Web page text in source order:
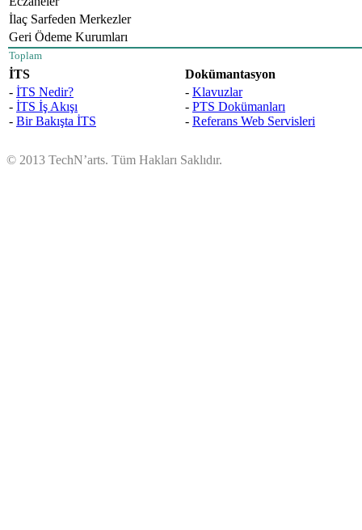
İlaç Sarfeden Merkezler
Geri Ödeme Kurumları
Toplam
İTS
Dokümantasyon
- İTS Nedir?
- İTS İş Akışı
- Bir Bakışta İTS
- Klavuzlar
- PTS Dokümanları
- Referans Web Servisleri
© 2013 TechN’arts. Tüm Hakları Saklıdır.